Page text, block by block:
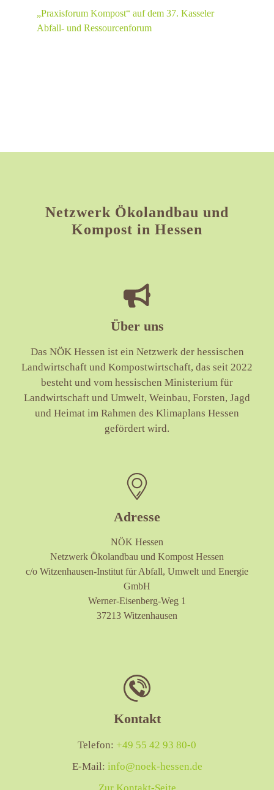
„Praxisforum Kompost“ auf dem 37. Kasseler
Abfall- und Ressourcenforum
Netzwerk Ökolandbau und
Kompost in Hessen
Über uns
Das NÖK Hessen ist ein Netzwerk der hessischen
Landwirtschaft und Kompostwirtschaft, das seit 2022
besteht und vom hessischen Ministerium für
Landwirtschaft und Umwelt, Weinbau, Forsten, Jagd
und Heimat im Rahmen des Klimaplans Hessen
gefördert wird.
Adresse
NÖK Hessen
Netzwerk Ökolandbau und Kompost Hessen
c/o Witzenhausen-Institut für Abfall, Umwelt und Energie
GmbH
Werner-Eisenberg-Weg 1
37213 Witzenhausen
Kontakt
Telefon: +49 55 42 93 80-0
E-Mail: info@noek-hessen.de